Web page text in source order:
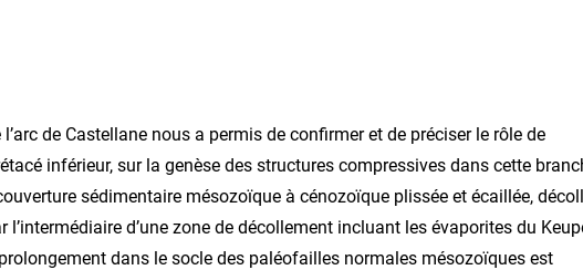
de Castellane nous a permis de confirmer et de préciser le rôle de
inférieur, sur la genèse des structures compressives dans cette
sédimentaire mésozoïque à cénozoïque plissée et écaillée,
d’une zone de décollement incluant les évaporites du
dans le socle des paléofailles normales mésozoïques est